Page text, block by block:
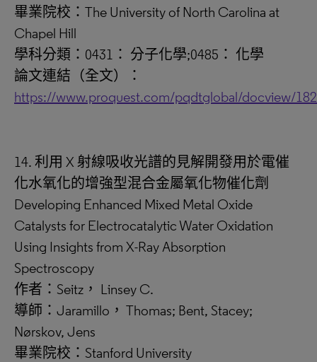
畢業院校：The University of North Carolina at
Chapel Hill
學科分類：0431： 分子化學;0485： 化學
論文連結（全文）：
https://www.proquest.com/pqdtglobal/docview/
14. 利用 X 射線吸收光譜的見解開發用於電催
化水氧化的增強型混合金屬氧化物催化劑
Developing Enhanced Mixed Metal Oxide
Catalysts for Electrocatalytic Water Oxidation
Using Insights from X-Ray Absorption
Spectroscopy
作者：Seitz， Linsey C.
導師：Jaramillo， Thomas; Bent, Stacey;
Nørskov, Jens
畢業院校：Stanford University